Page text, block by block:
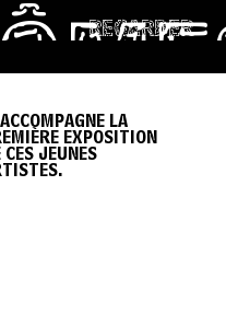
REGARDER
ACCOMPAGNE LA
EXPOSITION
CES JEUNES